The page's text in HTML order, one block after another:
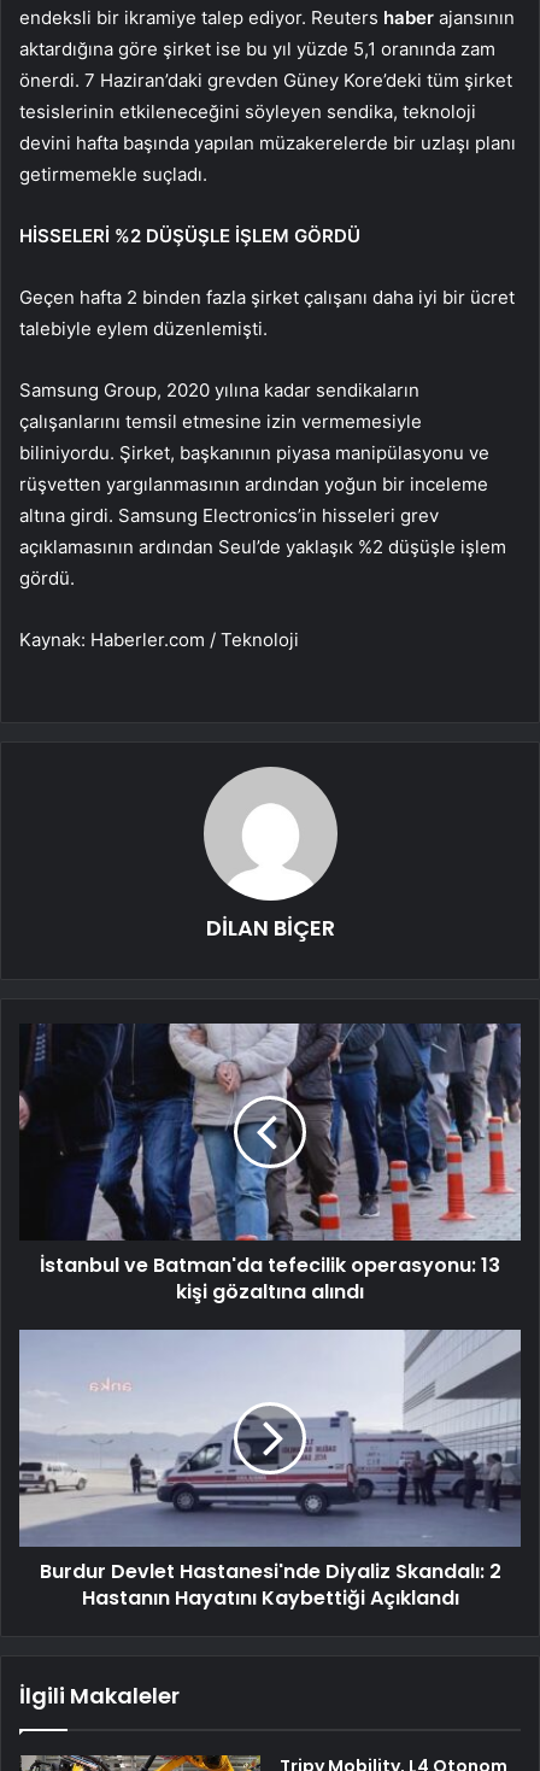
endeksli bir ikramiye talep ediyor. Reuters haber ajansının
aktardığına göre şirket ise bu yıl yüzde 5,1 oranında zam
önerdi. 7 Haziran’daki grevden Güney Kore’deki tüm şirket
tesislerinin etkileneceğini söyleyen sendika, teknoloji
devini hafta başında yapılan müzakerelerde bir uzlaşı planı
getirmemekle suçladı.
HİSSELERİ %2 DÜŞÜŞLE İŞLEM GÖRDÜ
Geçen hafta 2 binden fazla şirket çalışanı daha iyi bir ücret
talebiyle eylem düzenlemişti.
Samsung Group, 2020 yılına kadar sendikaların
çalışanlarını temsil etmesine izin vermemesiyle
biliniyordu. Şirket, başkanının piyasa manipülasyonu ve
rüşvetten yargılanmasının ardından yoğun bir inceleme
altına girdi. Samsung Electronics’in hisseleri grev
açıklamasının ardından Seul’de yaklaşık %2 düşüşle işlem
gördü.
Kaynak: Haberler.com / Teknoloji
DİLAN BİÇER
İstanbul ve Batman'da tefecilik operasyonu: 13
kişi gözaltına alındı
Burdur Devlet Hastanesi'nde Diyaliz Skandalı: 2
Hastanın Hayatını Kaybettiği Açıklandı
İlgili Makaleler